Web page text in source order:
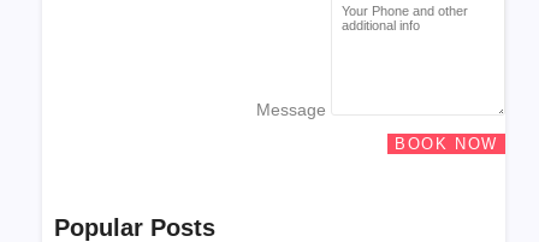
Message
BOOK NOW
Popular Posts